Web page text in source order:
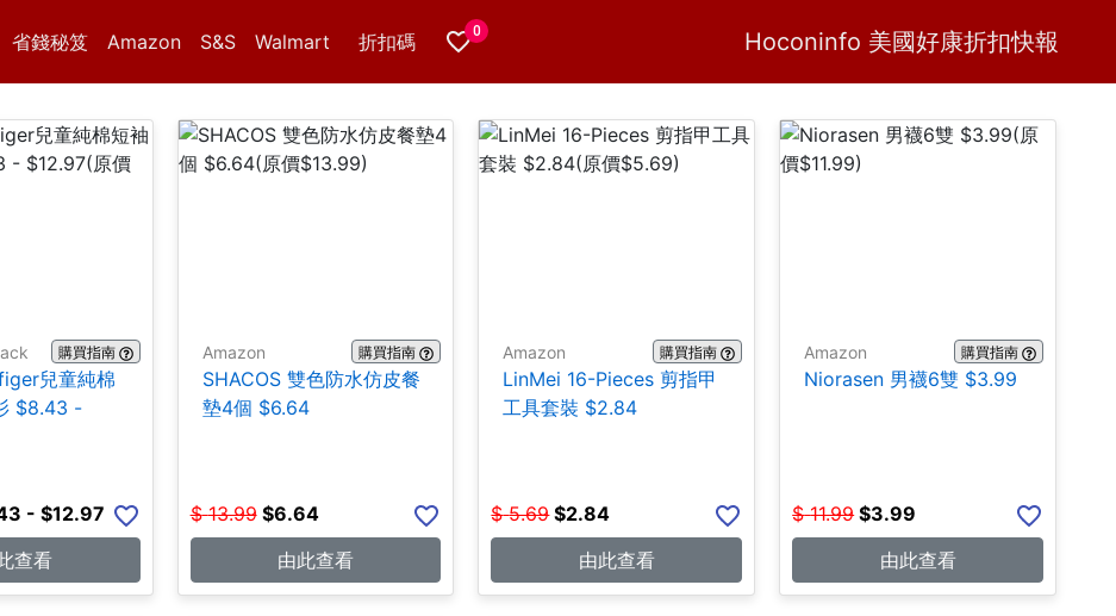
省錢秘笈 Amazon S&S Walmart 折扣碼 0 Hoconinfo 美國好康折扣快報
H Home
購買指南
兒童純棉
$8.43 -
- $12.97
查看
Amazon 購買指南
SHACOS 雙色防水仿皮餐
墊4個 $6.64
$ 13.99 $6.64
由此查看
Amazon 購買指南
LinMei 16-Pieces 剪指甲
工具套裝 $2.84
$ 5.69 $2.84
由此查看
Amazon 購買指南
Niorasen 男襪6雙 $3.99
$ 11.99 $3.99
由此查看